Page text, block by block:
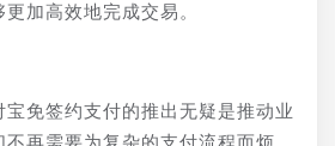
加高效地完成交易。
免签约支付的推出无疑是推动业
再需要为复杂的支付流程而烦